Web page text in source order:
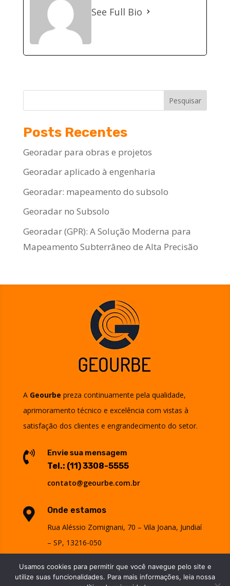
See Full Bio
Pesquisar
Posts Recentes
Georadar para obras e projetos
Georadar aplicado à engenharia
Georadar: mapeamento do subsolo
Georadar no Subsolo
Georadar (GPR): A Solução Moderna para
Mapeamento Subterrâneo de Alta Precisão
A Geourbe preza continuamente pela qualidade,
aprimoramento técnico e excelência com vistas à
satisfação dos clientes e engrandecimento do setor.
 Envie sua mensagem
Tel.: (11) 3308-5555
contato@geourbe.com.br

Onde estamos
Rua Aléssio Zomignani, 70 – Vila Joana, Jundiaí
– SP, 13216-050
Usamos cookies para permitir que você navegue pelo site e
utilize suas funcionalidades. Para mais informações, leia nossa